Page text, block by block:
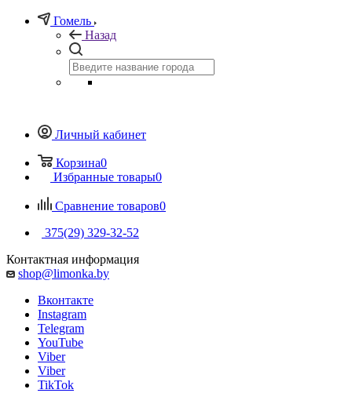
Гомель
Назад
Личный кабинет
Корзина0
Избранные товары0
Сравнение товаров0
375(29) 329-32-52
Контактная информация
shop@limonka.by
Вконтакте
Instagram
Telegram
YouTube
Viber
Viber
TikTok